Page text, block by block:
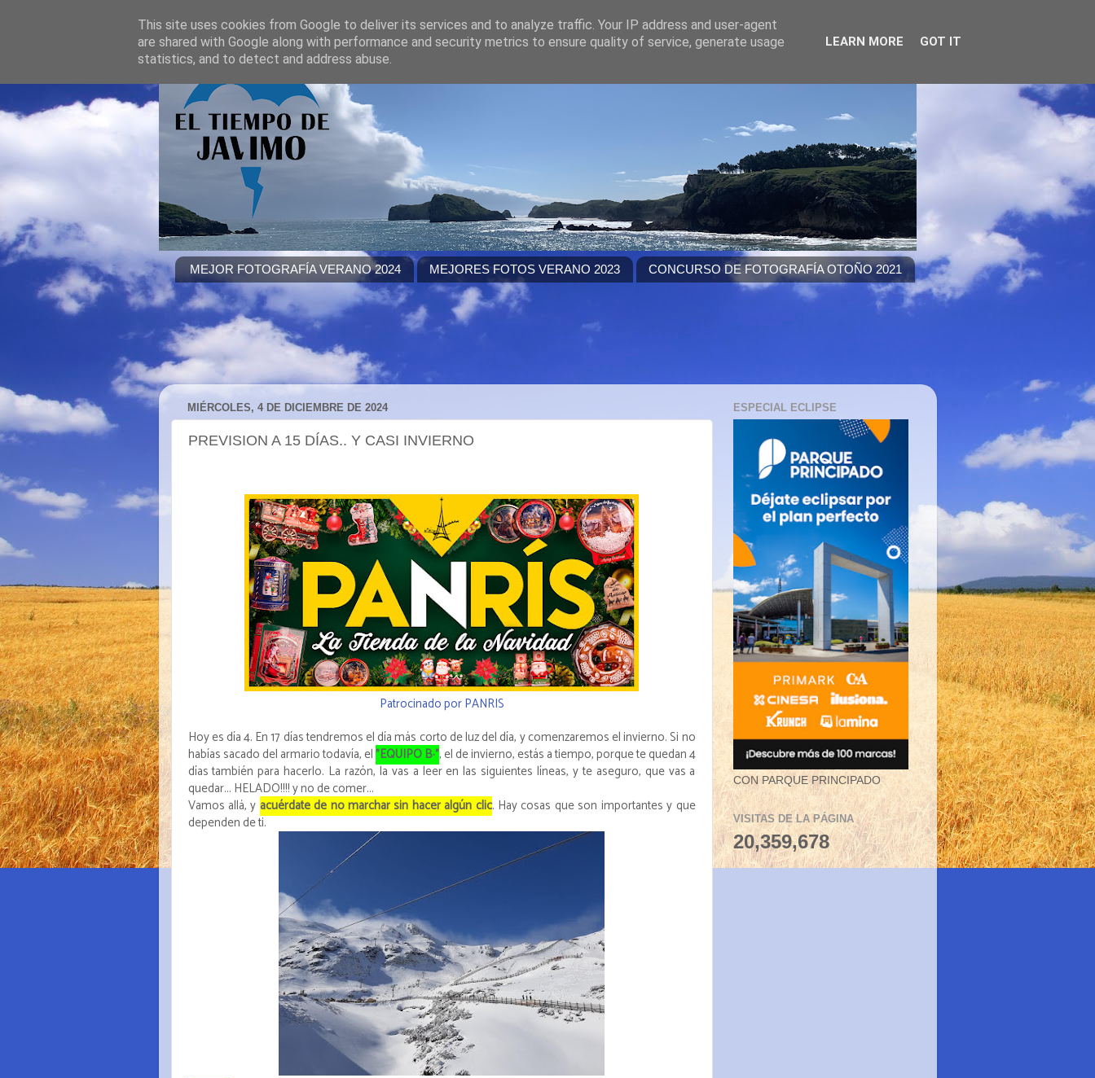
MEJOR FOTOGRAFÍA VERANO 2024 MEJORES FOTOS VERANO 2023 CONCURSO DE FOTOGRAFÍA OTOÑO 2021
MIÉRCOLES, 4 DE DICIEMBRE DE 2024
PREVISION A 15 DÍAS.. Y CASI INVIERNO
Patrocinado por PANRIS
Hoy es día 4. En 17 días tendremos el día más corto de luz del día, y comenzaremos el invierno. Si no
habías sacado del armario todavía, el"EQUIPO B·", el de invierno, estás a tiempo, porque te quedan 4
días también para hacerlo. La razón, la vas a leer en las siguientes líneas, y te aseguro, que vas a
quedar... HELADO!!!! y no de comer...
Vamos allá, y acuérdate de no marchar sin hacer algún clic. Hay cosas que son importantes y que
dependen de ti.
ESPECIAL ECLIPSE
CON PARQUE PRINCIPADO
VISITAS DE LA PÁGINA
20,359,678
This site uses cookies from Google to deliver its services and to analyze traffic. Your IP address and user-agent
are shared with Google along with performance and security metrics to ensure quality of service, generate usage
statistics, and to detect and address abuse.
LEARN MORE GOT IT